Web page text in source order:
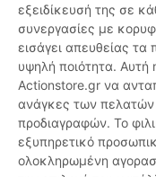
εξειδίκευσή της σε
συνεργασίες με
εισάγει απευθείας τα
υψηλή ποιότητα. Αυτή
Actionstore.gr να
ανάγκες των
προδιαγραφών. Το
εξυπηρετικό
ολοκληρωμένη